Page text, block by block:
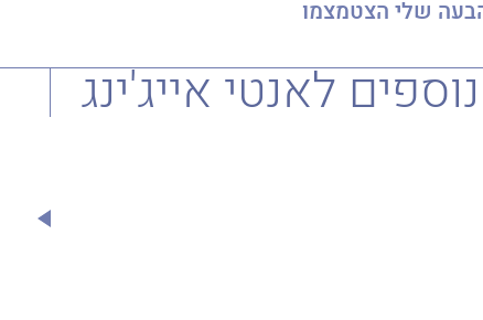
שלי הצטמצמו
לאנטי אייג'ינג